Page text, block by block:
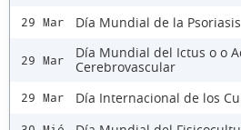
29 Mar Día Mundial de la Psoriasis
29 Mar
Día Mundial del Ictus o o
Cerebrovascular
29 Mar Día Internacional de los